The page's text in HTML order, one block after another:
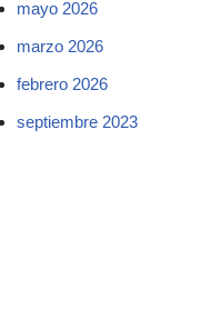
mayo 2026
marzo 2026
febrero 2026
septiembre 2023